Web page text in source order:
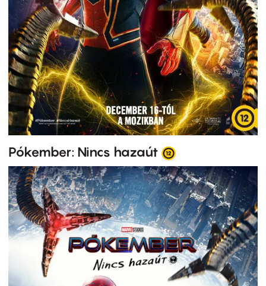
Pókember: Nincs hazaút